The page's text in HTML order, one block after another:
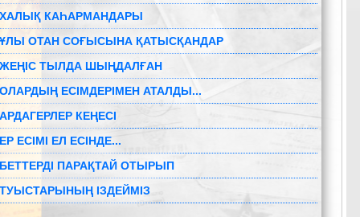
ХАЛЫҚ КАҺАРМАНДАРЫ
ҰЛЫ ОТАН СОҒЫСЫНА ҚАТЫСҚАНДАР
ЖЕҢІС ТЫЛДА ШЫҢДАЛҒАН
ОЛАРДЫҢ ЕСІМДЕРІМЕН АТАЛДЫ...
АРДАГЕРЛЕР КЕҢЕСІ
ЕР ЕСІМІ ЕЛ ЕСІНДЕ...
БЕТТЕРДІ ПАРАҚТАЙ ОТЫРЫП
ТУЫСТАРЫНЫҢ ІЗДЕЙМІЗ